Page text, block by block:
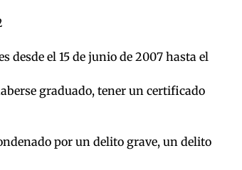
desde el 15 de junio de 2007 hasta el
graduado, tener un certificado
por un delito grave, un delito